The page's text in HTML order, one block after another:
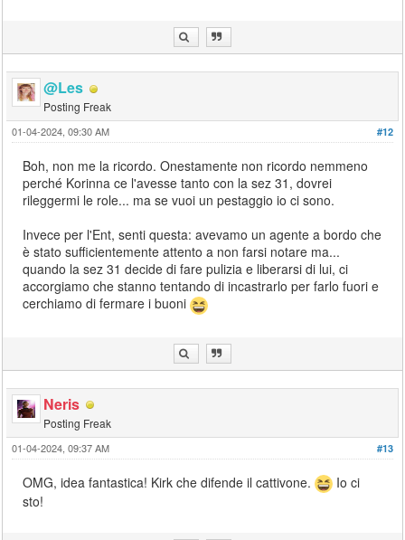
@Les
Posting Freak
#12
01-04-2024, 09:30 AM
Boh, non me la ricordo. Onestamente non ricordo nemmeno
perché Korinna ce l'avesse tanto con la sez 31, dovrei
rileggermi le role... ma se vuoi un pestaggio io ci sono.
Invece per l'Ent, senti questa: avevamo un agente a bordo che
è stato sufficientemente attento a non farsi notare ma...
quando la sez 31 decide di fare pulizia e liberarsi di lui, ci
accorgiamo che stanno tentando di incastrarlo per farlo fuori e
cerchiamo di fermare i buoni
Neris
Posting Freak
#13
01-04-2024, 09:37 AM
OMG, idea fantastica! Kirk che difende il cattivone.
Io ci
sto!